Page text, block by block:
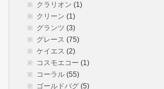
クラリオン (1)
クリーン (1)
グランツ (3)
グレース (75)
ケイエス (2)
コスモエコー (1)
コーラル (55)
ゴールドバグ (5)